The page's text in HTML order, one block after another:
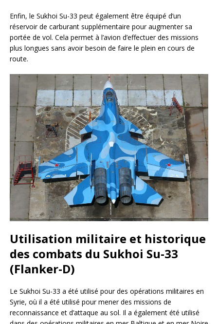
Enfin, le Sukhoi Su-33 peut également être équipé d’un
réservoir de carburant supplémentaire pour augmenter sa
portée de vol. Cela permet à l’avion d’effectuer des missions
plus longues sans avoir besoin de faire le plein en cours de
route.
Utilisation militaire et historique
des combats du Sukhoi Su-33
(Flanker-D)
Le Sukhoi Su-33 a été utilisé pour des opérations militaires en
Syrie, où il a été utilisé pour mener des missions de
reconnaissance et d’attaque au sol. Il a également été utilisé